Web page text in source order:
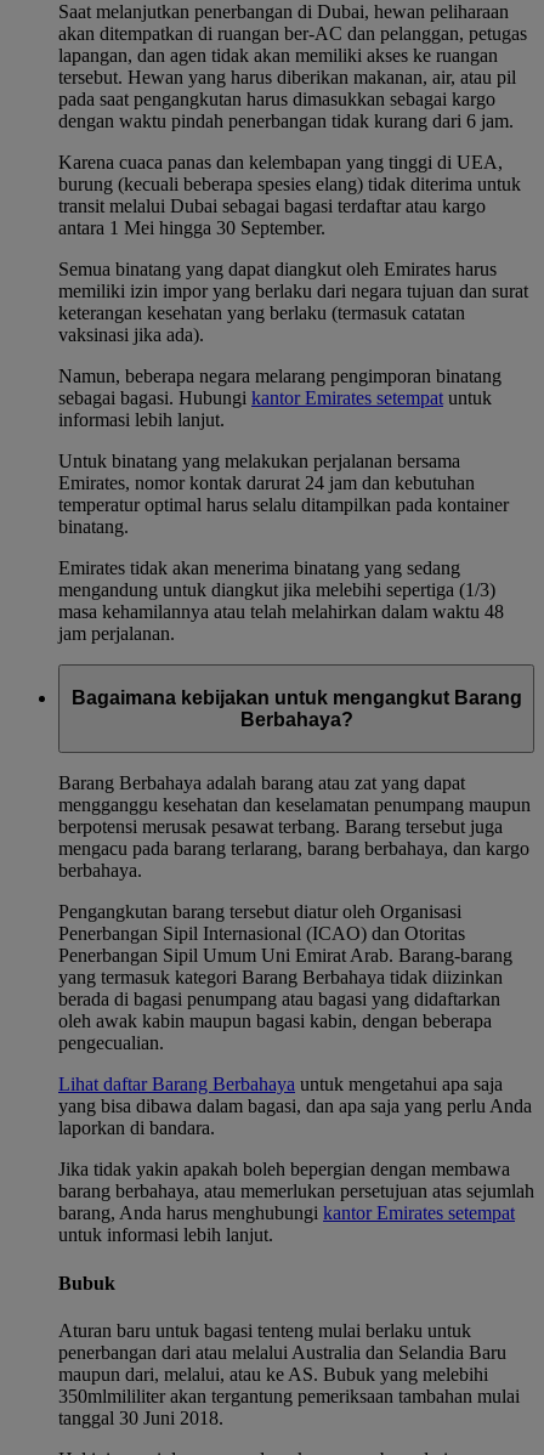
Saat melanjutkan penerbangan di Dubai, hewan peliharaan
akan ditempatkan di ruangan ber-AC dan pelanggan, petugas
lapangan, dan agen tidak akan memiliki akses ke ruangan
tersebut. Hewan yang harus diberikan makanan, air, atau pil
pada saat pengangkutan harus dimasukkan sebagai kargo
dengan waktu pindah penerbangan tidak kurang dari 6 jam.
Karena cuaca panas dan kelembapan yang tinggi di UEA,
burung (kecuali beberapa spesies elang) tidak diterima untuk
transit melalui Dubai sebagai bagasi terdaftar atau kargo
antara 1 Mei hingga 30 September.
Semua binatang yang dapat diangkut oleh Emirates harus
memiliki izin impor yang berlaku dari negara tujuan dan surat
keterangan kesehatan yang berlaku (termasuk catatan
vaksinasi jika ada).
Namun, beberapa negara melarang pengimporan binatang
sebagai bagasi. Hubungi kantor Emirates setempat untuk
informasi lebih lanjut.
Untuk binatang yang melakukan perjalanan bersama
Emirates, nomor kontak darurat 24 jam dan kebutuhan
temperatur optimal harus selalu ditampilkan pada kontainer
binatang.
Emirates tidak akan menerima binatang yang sedang
mengandung untuk diangkut jika melebihi sepertiga (1/3)
masa kehamilannya atau telah melahirkan dalam waktu 48
jam perjalanan.
Bagaimana kebijakan untuk mengangkut Barang
Berbahaya?
Barang Berbahaya adalah barang atau zat yang dapat
mengganggu kesehatan dan keselamatan penumpang maupun
berpotensi merusak pesawat terbang. Barang tersebut juga
mengacu pada barang terlarang, barang berbahaya, dan kargo
berbahaya.
Pengangkutan barang tersebut diatur oleh Organisasi
Penerbangan Sipil Internasional (ICAO) dan Otoritas
Penerbangan Sipil Umum Uni Emirat Arab. Barang-barang
yang termasuk kategori Barang Berbahaya tidak diizinkan
berada di bagasi penumpang atau bagasi yang didaftarkan
oleh awak kabin maupun bagasi kabin, dengan beberapa
pengecualian.
Lihat daftar Barang Berbahaya untuk mengetahui apa saja
yang bisa dibawa dalam bagasi, dan apa saja yang perlu Anda
laporkan di bandara.
Jika tidak yakin apakah boleh bepergian dengan membawa
barang berbahaya, atau memerlukan persetujuan atas sejumlah
barang, Anda harus menghubungi kantor Emirates setempat
untuk informasi lebih lanjut.
Bubuk
Aturan baru untuk bagasi tenteng mulai berlaku untuk
penerbangan dari atau melalui Australia dan Selandia Baru
maupun dari, melalui, atau ke AS. Bubuk yang melebihi
350mlmililiterakan tergantung pemeriksaan tambahan mulai
tanggal 30 Juni 2018.